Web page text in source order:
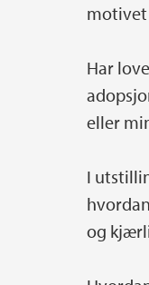
motivet
Har
eller
I
og